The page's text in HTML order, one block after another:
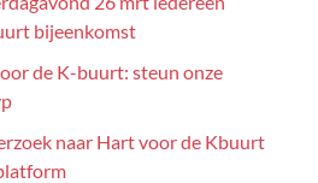
bijeenkomst
de K-buurt: steun onze
naar Hart voor de Kbuurt